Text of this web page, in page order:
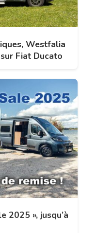
Westfalia
Fiat Ducato
2025 », jusqu’à